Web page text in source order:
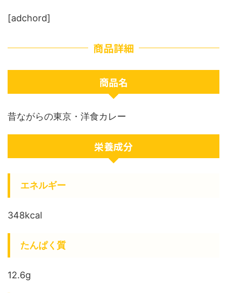
[adchord]
商品詳細
商品名
昔ながらの東京・洋食カレー
栄養成分
エネルギー
348kcal
たんぱく質
12.6g